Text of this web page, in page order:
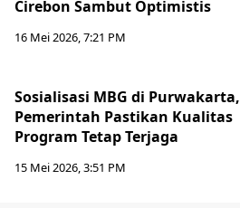
Cirebon Sambut Optimistis
16 Mei 2026, 7:21 PM
Sosialisasi MBG di Purwakarta,
Pemerintah Pastikan Kualitas
Program Tetap Terjaga
15 Mei 2026, 3:51 PM